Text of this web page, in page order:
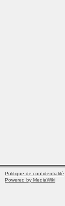
Politique de confidentialité
Powered by MediaWiki